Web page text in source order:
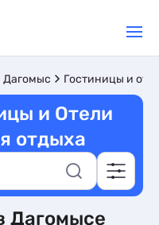
и Отели
отдыха
Дагомысе